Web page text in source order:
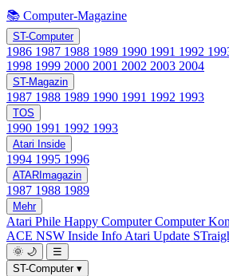
📚 Computer-Magazine
ST-Computer
1986 1987 1988 1989 1990 1991 1992
1998 1999 2000 2001 2002 2003 2004
ST-Magazin
1987 1988 1989 1990 1991 1992 1993
TOS
1990 1991 1992 1993
Atari Inside
1994 1995 1996
ATARImagazin
1987 1988 1989
Mehr
Atari Phile Happy ComputerComputer
ACE NSW Inside Info Atari Update
🌞 🌙
☰
ST-Computer ▾